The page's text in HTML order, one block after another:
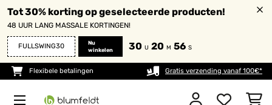
Tot 30% korting op geselecteerde producten!
48 UUR LANG MASSALE KORTINGEN!
FULLSWING30
Nu
winkelen
30 U 20 M 54 S
Flexibele betalingen Gratis verzending vanaf 100€*